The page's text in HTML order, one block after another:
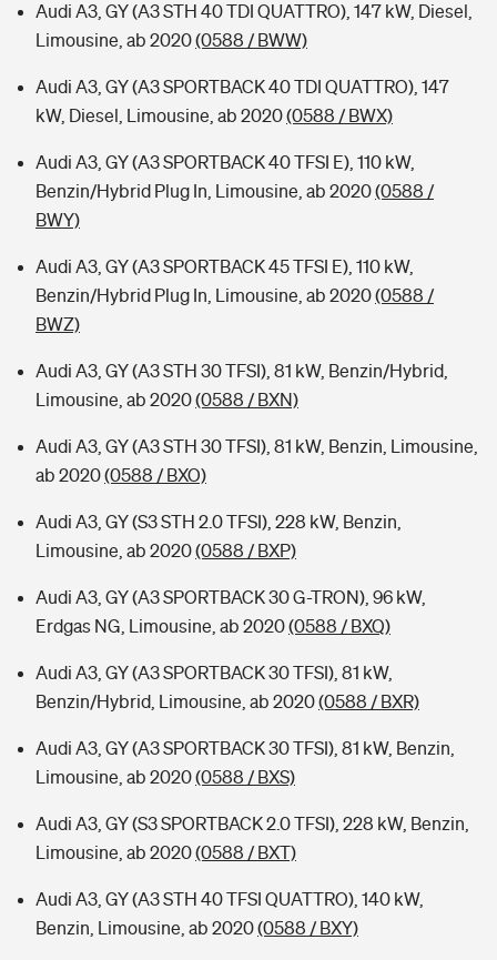
Audi A3, GY (A3 STH 40 TDI QUATTRO), 147 kW, Diesel,
Limousine, ab 2020(0588 / BWW)
Audi A3, GY (A3 SPORTBACK 40 TDI QUATTRO), 147
kW, Diesel, Limousine, ab 2020(0588 / BWX)
Audi A3, GY (A3 SPORTBACK 40 TFSI E), 110 kW,
Benzin/Hybrid Plug In, Limousine, ab 2020(0588 /
BWY)
Audi A3, GY (A3 SPORTBACK 45 TFSI E), 110 kW,
Benzin/Hybrid Plug In, Limousine, ab 2020(0588 /
BWZ)
Audi A3, GY (A3 STH 30 TFSI), 81 kW, Benzin/Hybrid,
Limousine, ab 2020(0588 / BXN)
Audi A3, GY (A3 STH 30 TFSI), 81 kW, Benzin, Limousine,
ab 2020(0588 / BXO)
Audi A3, GY (S3 STH 2.0 TFSI), 228 kW, Benzin,
Limousine, ab 2020(0588 / BXP)
Audi A3, GY (A3 SPORTBACK 30 G-TRON), 96 kW,
Erdgas NG, Limousine, ab 2020(0588 / BXQ)
Audi A3, GY (A3 SPORTBACK 30 TFSI), 81 kW,
Benzin/Hybrid, Limousine, ab 2020(0588 / BXR)
Audi A3, GY (A3 SPORTBACK 30 TFSI), 81 kW, Benzin,
Limousine, ab 2020(0588 / BXS)
Audi A3, GY (S3 SPORTBACK 2.0 TFSI), 228 kW, Benzin,
Limousine, ab 2020(0588 / BXT)
Audi A3, GY (A3 STH 40 TFSI QUATTRO), 140 kW,
Benzin, Limousine, ab 2020(0588 / BXY)